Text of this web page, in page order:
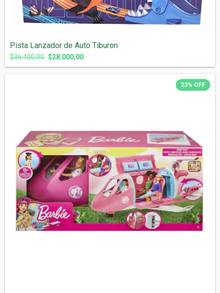
Pista Lanzador de Auto Tiburon
$36.400,00 $28.000,00
23% OFF